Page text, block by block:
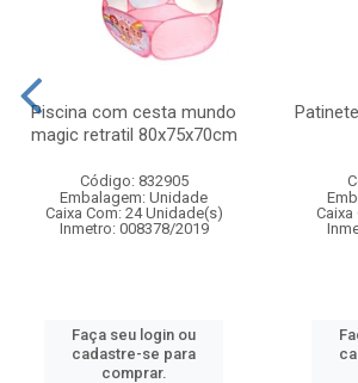
Piscina com cesta mundo
magic retratil 80x75x70cm
Código: 832905
Embalagem: Unidade
Caixa Com: 24 Unidade(s)
Inmetro: 008378/2019
Faça seu login ou
cadastre-se para
comprar.
Caixa